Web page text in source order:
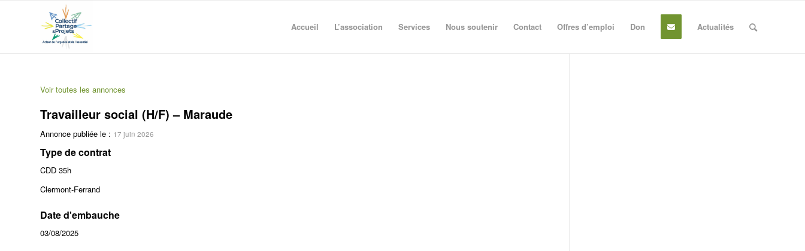
Accueil L’association Services Nous soutenir Contact Offres d’emploi Don Actualités
Voir toutes les annonces
Travailleur social (H/F) – Maraude
Annonce publiée le : 17 juin 2026
Type de contrat
CDD 35h
Clermont-Ferrand
Date d'embauche
03/08/2025